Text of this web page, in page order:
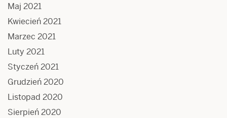
Maj 2021
Kwiecień 2021
Marzec 2021
Luty 2021
Styczeń 2021
Grudzień 2020
Listopad 2020
Sierpień 2020